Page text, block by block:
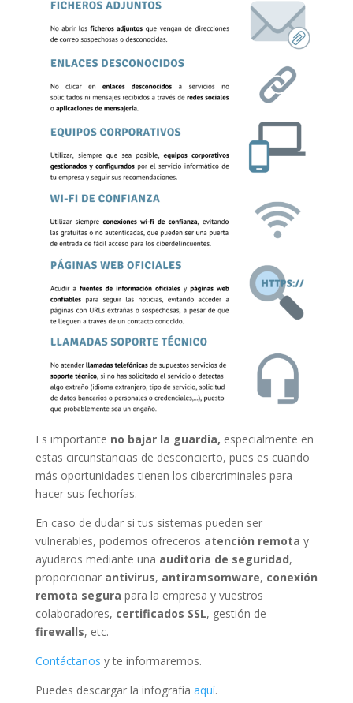
Es importante no bajar la guardia, especialmente en
estas circunstancias de desconcierto, pues es cuando
más oportunidades tienen los cibercriminales para
hacer sus fechorías.
En caso de dudar si tus sistemas pueden ser
vulnerables, podemos ofreceros atención remota y
ayudaros mediante una auditoria de seguridad,
proporcionar antivirus, antiramsomware, conexión
remota segura para la empresa y vuestros
colaboradores, certificados SSL, gestión de
firewalls, etc.
Contáctanos y te informaremos.
Puedes descargar la infografía aquí.